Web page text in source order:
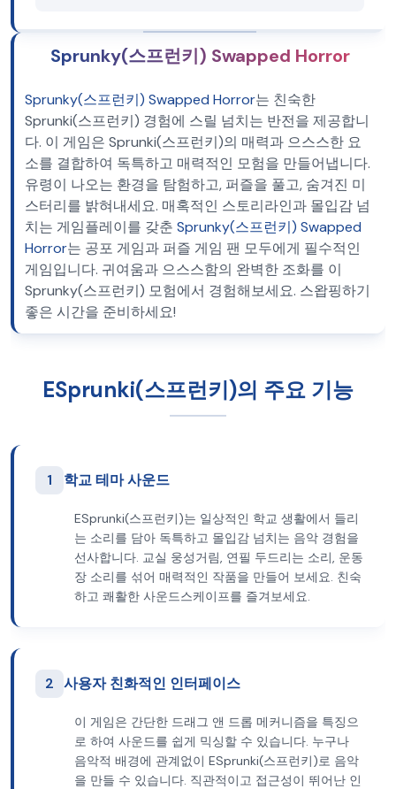
Sprunky(스프런키) Swapped Horror
Sprunky(스프런키) Swapped Horror는 친숙한
Sprunki(스프런키) 경험에 스릴 넘치는 반전을 제공합니
다. 이 게임은 Sprunki(스프런키)의 매력과 으스스한 요
소를 결합하여 독특하고 매력적인 모험을 만들어냅니다.
유령이 나오는 환경을 탐험하고, 퍼즐을 풀고, 숨겨진 미
스터리를 밝혀내세요. 매혹적인 스토리라인과 몰입감 넘
치는 게임플레이를 갖춘 Sprunky(스프런키) Swapped
Horror는 공포 게임과 퍼즐 게임 팬 모두에게 필수적인
게임입니다. 귀여움과 으스스함의 완벽한 조화를 이
Sprunky(스프런키) 모험에서 경험해보세요. 스왑핑하기
좋은 시간을 준비하세요!
ESprunki(스프런키)의 주요 기능
1 학교 테마 사운드
ESprunki(스프런키)는 일상적인 학교 생활에서 들리
는 소리를 담아 독특하고 몰입감 넘치는 음악 경험을
선사합니다. 교실 웅성거림, 연필 두드리는 소리, 운동
장 소리를 섞어 매력적인 작품을 만들어 보세요. 친숙
하고 쾌활한 사운드스케이프를 즐겨보세요.
2 사용자 친화적인 인터페이스
이 게임은 간단한 드래그 앤 드롭 메커니즘을 특징으
로 하여 사운드를 쉽게 믹싱할 수 있습니다. 누구나
음악적 배경에 관계없이 ESprunki(스프런키)로 음악
을 만들 수 있습니다. 직관적이고 접근성이 뛰어난 인